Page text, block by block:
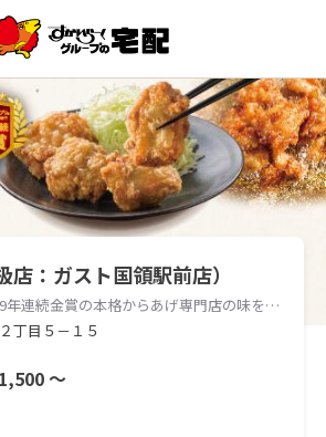
店：ガスト国領駅前店）
からあげグランプリ9年連続金賞の本格からあげ専門店の味をお届けします。
丁目５－１５
〜